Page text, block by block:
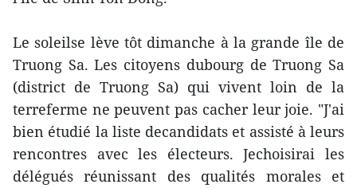
Le soleilse lève tôt dimanche à la grande île de
Truong Sa. Les citoyens dubourg de Truong Sa
(district de Truong Sa) qui vivent loin de la
terreferme ne peuvent pas cacher leur joie. "J'ai
bien étudié la liste decandidats et assisté à leurs
rencontres avec les électeurs. Jechoisirai les
délégués réunissant des qualités morales et